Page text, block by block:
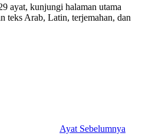
ayat, kunjungi halaman utama
teks Arab, Latin, terjemahan, dan
Ayat Sebelumnya